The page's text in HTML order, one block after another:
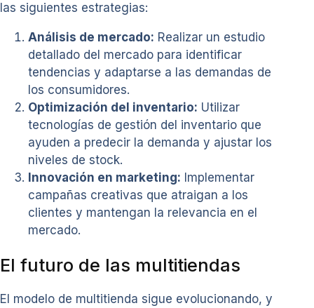
las siguientes estrategias:
Análisis de mercado: Realizar un estudio
detallado del mercado para identificar
tendencias y adaptarse a las demandas de
los consumidores.
Optimización del inventario: Utilizar
tecnologías de gestión del inventario que
ayuden a predecir la demanda y ajustar los
niveles de stock.
Innovación en marketing: Implementar
campañas creativas que atraigan a los
clientes y mantengan la relevancia en el
mercado.
El futuro de las multitiendas
El modelo de multitienda sigue evolucionando, y